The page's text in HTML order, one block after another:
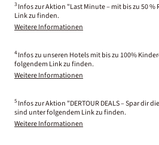
3 Infos zur Aktion "Last Minute – mit bis zu 50
Link zu finden.
Weitere Informationen
4 Infos zu unseren Hotels mit bis zu 100%
folgendem Link zu finden.
Weitere Informationen
5 Infos zur Aktion "DERTOUR DEALS – Spar dir
sind unter folgendem Link zu finden.
Weitere Informationen